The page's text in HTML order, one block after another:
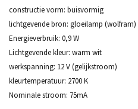
constructie vorm: buisvormig
lichtgevende bron: gloeilamp (wolfram)
Energieverbruik: 0,9 W
Lichtgevende kleur: warm wit
werkspanning: 12 V (gelijkstroom)
kleurtemperatuur: 2700 K
Nominale stroom: 75mA